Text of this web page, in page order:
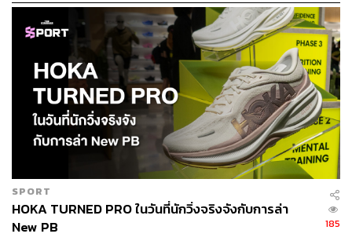
จิรันธนิน กมลเลิศ
Content Creator ประจำ THE STANDARD
WEALTH
SPORT
HOKA TURNED PRO ในวันที่นักวิ่งจริงจังกับการล่า
New PB
185